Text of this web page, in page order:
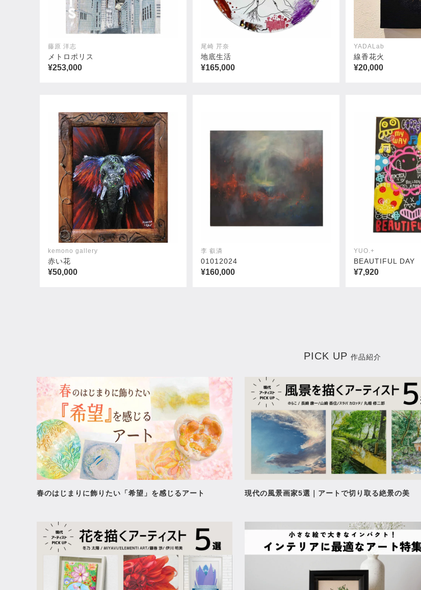
藤原 洋志
メトロポリス
¥253,000
尾崎 芹奈
地底生活
¥165,000
YADALab
線香花火
¥20,000
kemono gallery
赤い花
¥50,000
李 叡潾
01012024
¥160,000
YUO.+
BEAUTIFUL DAY
¥7,920
PICK UP 作品紹介
春のはじまりに飾りたい「希望」を感じるアート 現代の風景画家5選｜アートで切り取る絶景の美